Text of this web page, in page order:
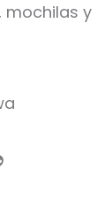
mochilas y